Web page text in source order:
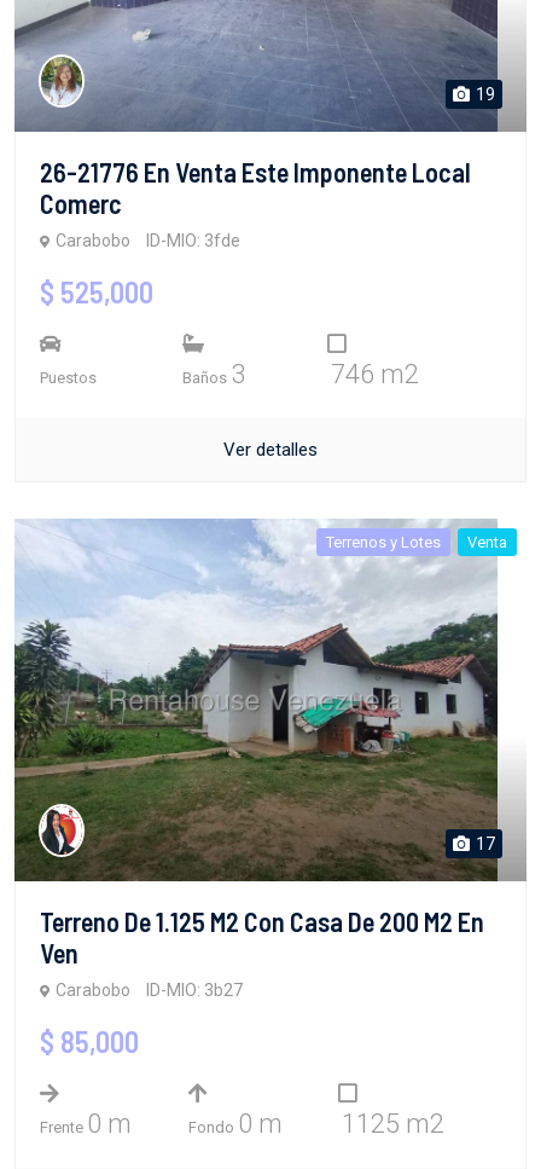
19
26-21776 En Venta Este Imponente Local
Comerc
Carabobo ID-MIO: 3fde
$ 525,000
Puestos Baños 3 746 m2
Ver detalles
Terrenos y Lotes Venta
17
Terreno De 1.125 M2 Con Casa De 200 M2 En
Ven
Carabobo ID-MIO: 3b27
$ 85,000
Frente 0 m Fondo 0 m 1125 m2